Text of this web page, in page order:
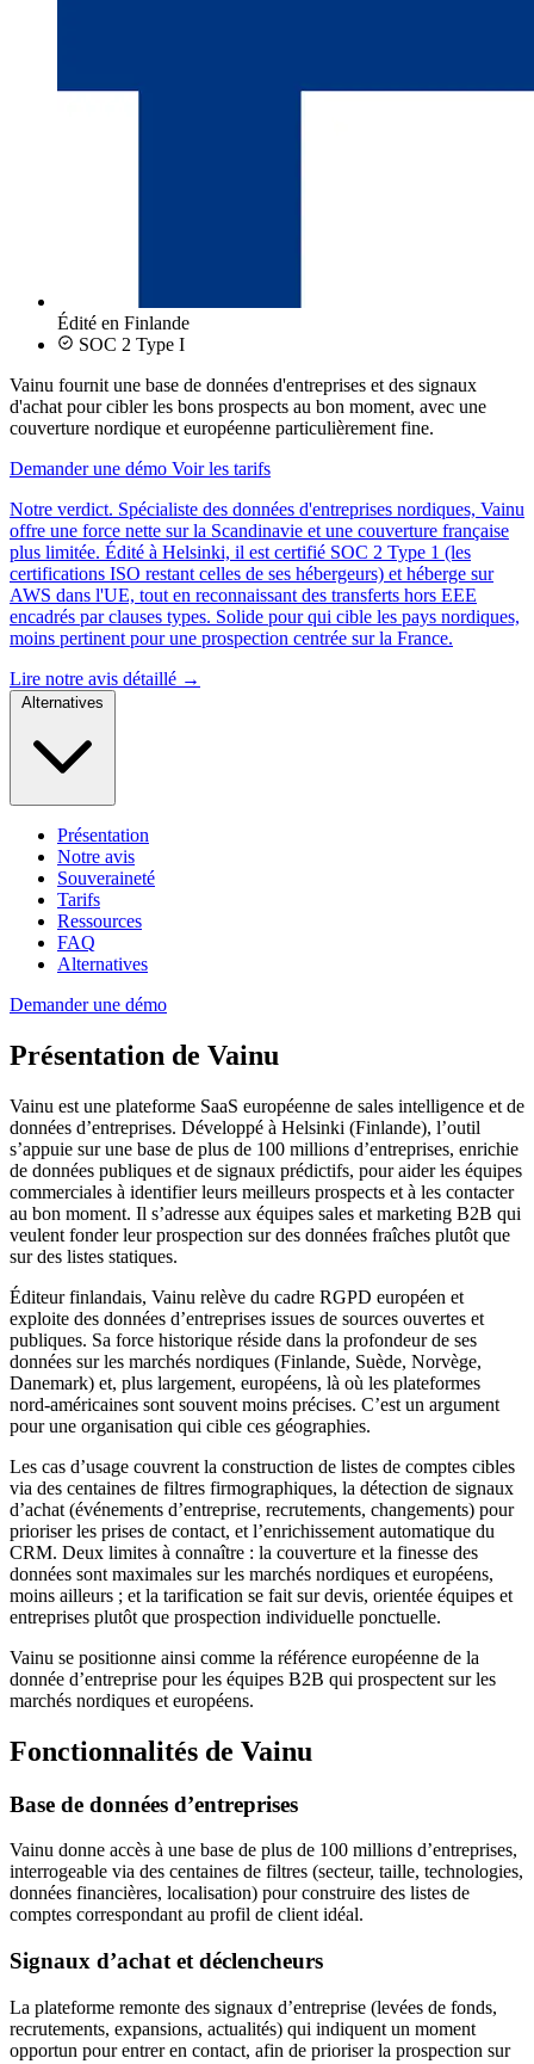
Édité en Finlande
SOC 2 Type I
Vainu fournit une base de données d'entreprises et des signaux
d'achat pour cibler les bons prospects au bon moment, avec une
couverture nordique et européenne particulièrement fine.
Demander une démo Voir les tarifs
Notre verdict. Spécialiste des données d'entreprises nordiques, Vainu
offre une force nette sur la Scandinavie et une couverture française
plus limitée. Édité à Helsinki, il est certifié SOC 2 Type 1 (les
certifications ISO restant celles de ses hébergeurs) et héberge sur
AWS dans l'UE, tout en reconnaissant des transferts hors EEE
encadrés par clauses types. Solide pour qui cible les pays nordiques,
moins pertinent pour une prospection centrée sur la France.
Lire notre avis détaillé →
Alternatives
Présentation
Notre avis
Souveraineté
Tarifs
Ressources
FAQ
Alternatives
Demander une démo
Présentation de Vainu
Vainu est une plateforme SaaS européenne de sales intelligence et de
données d’entreprises. Développé à Helsinki (Finlande), l’outil
s’appuie sur une base de plus de 100 millions d’entreprises, enrichie
de données publiques et de signaux prédictifs, pour aider les équipes
commerciales à identifier leurs meilleurs prospects et à les contacter
au bon moment. Il s’adresse aux équipes sales et marketing B2B qui
veulent fonder leur prospection sur des données fraîches plutôt que
sur des listes statiques.
Éditeur finlandais, Vainu relève du cadre RGPD européen et
exploite des données d’entreprises issues de sources ouvertes et
publiques. Sa force historique réside dans la profondeur de ses
données sur les marchés nordiques (Finlande, Suède, Norvège,
Danemark) et, plus largement, européens, là où les plateformes
nord-américaines sont souvent moins précises. C’est un argument
pour une organisation qui cible ces géographies.
Les cas d’usage couvrent la construction de listes de comptes cibles
via des centaines de filtres firmographiques, la détection de signaux
d’achat (événements d’entreprise, recrutements, changements) pour
prioriser les prises de contact, et l’enrichissement automatique du
CRM. Deux limites à connaître : la couverture et la finesse des
données sont maximales sur les marchés nordiques et européens,
moins ailleurs ; et la tarification se fait sur devis, orientée équipes et
entreprises plutôt que prospection individuelle ponctuelle.
Vainu se positionne ainsi comme la référence européenne de la
donnée d’entreprise pour les équipes B2B qui prospectent sur les
marchés nordiques et européens.
Fonctionnalités de Vainu
Base de données d’entreprises
Vainu donne accès à une base de plus de 100 millions d’entreprises,
interrogeable via des centaines de filtres (secteur, taille, technologies,
données financières, localisation) pour construire des listes de
comptes correspondant au profil de client idéal.
Signaux d’achat et déclencheurs
La plateforme remonte des signaux d’entreprise (levées de fonds,
recrutements, expansions, actualités) qui indiquent un moment
opportun pour entrer en contact, afin de prioriser la prospection sur